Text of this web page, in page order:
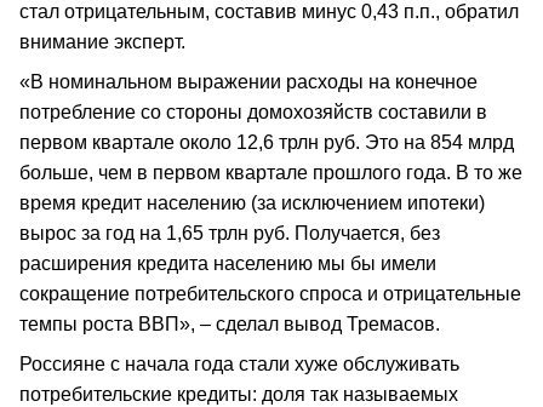
стал отрицательным, составив минус 0,43 п.п., обратил
внимание эксперт.
«В номинальном выражении расходы на конечное
потребление со стороны домохозяйств составили в
первом квартале около 12,6 трлн руб. Это на 854 млрд
больше, чем в первом квартале прошлого года. В то же
время кредит населению (за исключением ипотеки)
вырос за год на 1,65 трлн руб. Получается, без
расширения кредита населению мы бы имели
сокращение потребительского спроса и отрицательные
темпы роста ВВП», – сделал вывод Тремасов.
Россияне с начала года стали хуже обслуживать
потребительские кредиты: доля так называемых